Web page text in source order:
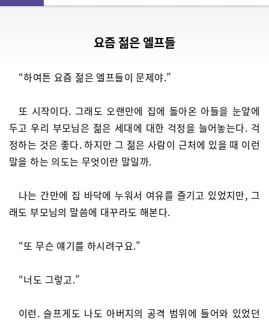
요즘 젊은 엘프들
“하여튼 요즘 젊은 엘프들이 문제야.”
또 시작이다. 그래도 오랜만에 집에 돌아온 아들을 눈앞에
두고 우리 부모님은 젊은 세대에 대한 걱정을 늘어놓는다. 걱
정하는 것은 좋다. 하지만 그 젊은 사람이 근처에 있을 때 이런
말을 하는 의도는 무엇이란 말일까.
나는 간만에 집 바닥에 누워서 여유를 즐기고 있었지만, 그
래도 부모님의 말씀에 대꾸라도 해본다.
“또 무슨 얘기를 하시려구요.”
“너도 그렇고.”
이런. 슬프게도 나도 아버지의 공격 범위에 들어와 있었던